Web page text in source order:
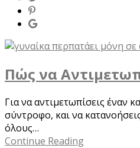
Πώς να
Για να αντιμετωπίσεις έναν
σύντροφο, και να
όλους…
Continue Reading